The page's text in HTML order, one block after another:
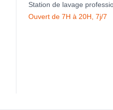
Station de lavage
Ouvert de 7H à 20H, 7j/7